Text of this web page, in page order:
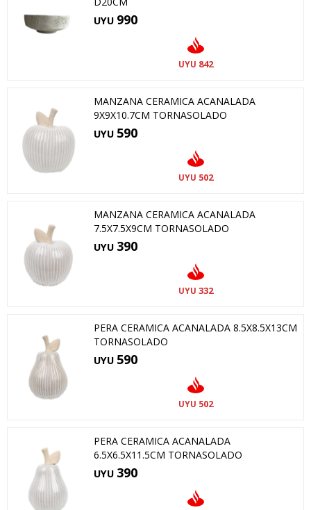
UYU 990
UYU 842
MANZANA CERAMICA ACANALADA
9X9X10.7CM TORNASOLADO
UYU 590
UYU 502
MANZANA CERAMICA ACANALADA
7.5X7.5X9CM TORNASOLADO
UYU 390
UYU 332
PERA CERAMICA ACANALADA 8.5X8.5X13CM
TORNASOLADO
UYU 590
UYU 502
PERA CERAMICA ACANALADA
6.5X6.5X11.5CM TORNASOLADO
UYU 390